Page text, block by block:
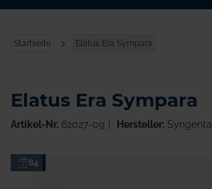
Startseite Elatus Era Sympara
Zum84
Elatus Era Sympara
Artikel-Nr. 62027-09 Hersteller:Syngenta